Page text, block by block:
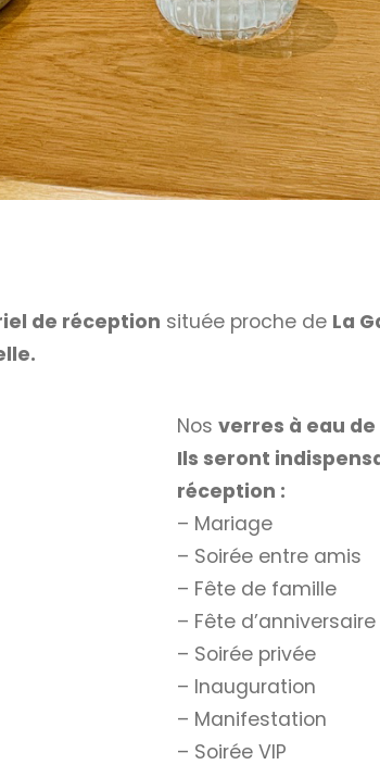
de réception située proche de La
Nos verres à eau
Ils seront
réception :
– Mariage
– Soirée entre amis
– Fête de famille
– Fête d’anniversaire
– Soirée privée
– Inauguration
– Manifestation
– Soirée VIP